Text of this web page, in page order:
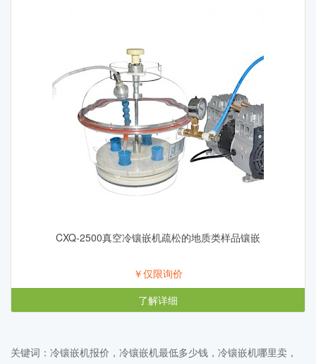
CXQ-2500真空冷镶嵌机疏松的地质类样品镶嵌
￥仅限询价
了解详细
关键词：冷镶嵌机报价，冷镶嵌机最低多少钱，冷镶嵌机哪里卖，